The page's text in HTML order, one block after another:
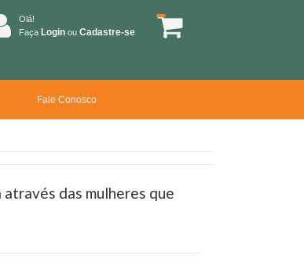
Olá!
Faça Login ou Cadastre-se
Fale Conosco
das mulheres que